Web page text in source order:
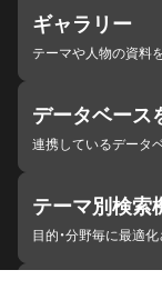
ギャラリー
テーマや人物の資料
データベース
連携しているデータ
テーマ別検索
目的・分野毎に最適